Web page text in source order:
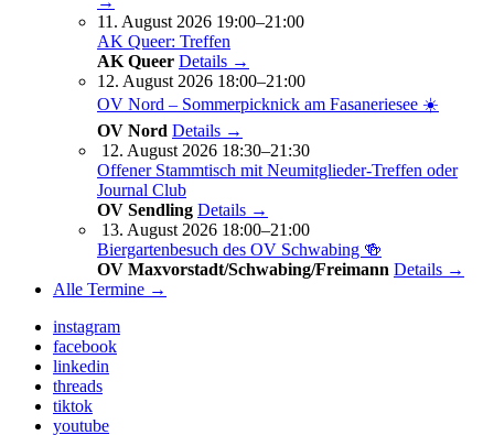
11. August 2026 19:00–21:00
AK Queer: Treffen
AK Queer Details →
12. August 2026 18:00–21:00
OV Nord – Sommerpicknick am Fasaneriesee ☀️
OV Nord Details →
12. August 2026 18:30–21:30
Offener Stammtisch mit Neumitglieder-Treffen oder
Journal Club
OV Sendling Details →
13. August 2026 18:00–21:00
Biergartenbesuch des OV Schwabing 🍻
OV Maxvorstadt/Schwabing/Freimann Details →
Alle Termine →
instagram
facebook
linkedin
threads
tiktok
youtube